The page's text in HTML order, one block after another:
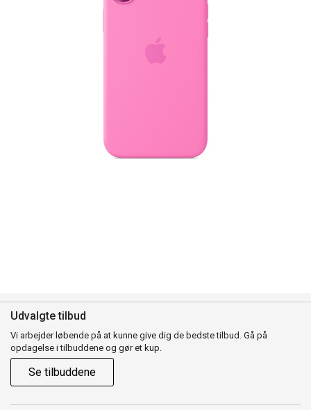
Udvalgte tilbud
Vi arbejder løbende på at kunne give dig de bedste tilbud. Gå på
opdagelse i tilbuddene og gør et kup.
Se tilbuddene